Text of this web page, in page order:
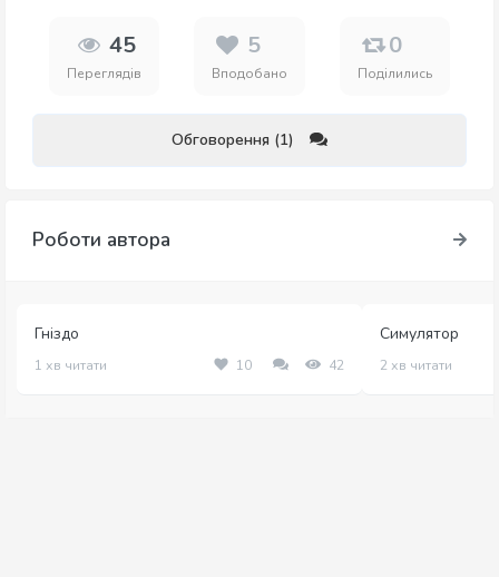
45
Переглядів
5
Вподобано
0
Поділились
Обговорення (1)
Роботи автора
Гніздо
1 хв читати 10 42
Симулятор
2 хв читати